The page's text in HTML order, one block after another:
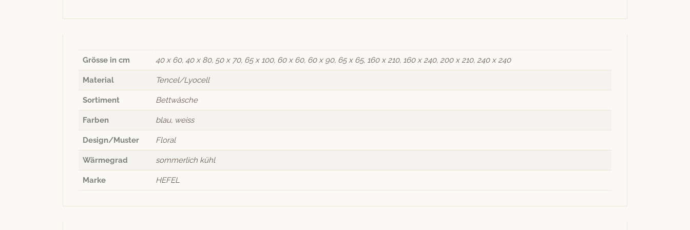
Grösse in cm 40 x 60, 40 x 80, 50 x 70, 65 x 100, 60 x 60, 60 x 90, 65 x 65, 160 x 210, 160 x 240, 200 x 210, 240 x 240
Material Tencel/Lyocell
Sortiment Bettwäsche
Farben blau, weiss
Design/Muster Floral
Wärmegrad sommerlich kühl
Marke HEFEL